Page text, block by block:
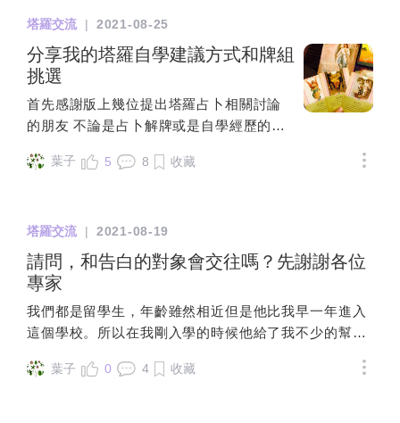
聲音是：我的生活是別人造就的，別人要
一種『孩子的月亮式』的人格思維。但如
果因『挫敗而醒悟』，萌芽出太陽獨立自
我意識，他會自然啟動自我探索、自我反
思，可能會開始人生轉換信念轉換跑道。
實地面對自我，開始認識自己，意識到自
陽意識會持續擴張，人得以走向真正的成
熟。參與占星奧秘探究的星星學子大都是
女性，你的學習實踐的第一步就是主動活
出你的太陽，去探索、去摸索。比如，若
我是太陽白羊，我需要自己去開創，我是
我自己，我有熱血，不是由別人來定義我
該扮演什麽人生角色，是由我來發現到底
合適與否。有的人真的能主動去認識自己
劇公司受到的讚譽越多，我就越來越不重
要，我就變成了那個曾經的女演員’。我變
得越來越渺小，我從來沒有為自己活，我
只是讓他變得越來越有活力。但我是“誰”
呢？“妮可沒有立刻說查理出軌的女同事，
數落他的百般不是，卻飽含眼淚說出了現
代女性的真實的心聲：婚姻，讓我們遺忘
自己。婚姻，其實是“個體”被“夫妻共同體”
能讓你失去自己。整部電影自始至終，“查
理出軌女同事”只是一個導火索，完全沒有
情節表現，就連這方面的台詞都少得可
憐，但電影自始自終都在展現：無論是妮
可，還是查理，都在不斷自問或被問：“我
“忘了我是誰”！出軌者不是別人，而是自
嬌，舉凡會累，走完很熱，腳會痛都有。
步。現在困擾我的是，我們都會計畫每個
月的出遊，現在女友會想要舒舒服服的到
民宿後，就不要再移動了；或是坐車子到
定點之後，就不要再移動，直接在原地放
對於我來說，What！?，都已經出門遠離都
化的景點，就像散步一樣，慢慢走，累了
休息，一定可以走完。我把上面的想法跟
我女友說，她的想法是出去玩就應該放
空，步道的斜坡跟階梯很累，不要再做很
耗能的活動。民宿的床很軟，睡起來很舒
服，想要睡更久一點。在咖啡廳點個飲料
看書非常愜意，很有渡假的Fu我們很喜歡
彼此，如果我堅持到戶外，她也會跟著我
擇。敏感的蟹蟹總在為難著自己。別等不
該等的人，別傷不該傷的心。 有些人，注
定是生命中的匆匆過客； 有些事，常常讓
我們很無奈。與其傷心流淚，不如從容面
對。孤獨，不一定不快樂； 得到，不一定
能長久；失去不一定不再擁有。 愛的時
候，讓他自由；不愛的時候，讓愛自由。
看的淡一點，傷就會少一點。巨蟹座喜歡
喜歡說太多。小老實，小保守。 雖然嘴巴
小笨卻知道什麼話該說，什麼話不該說。
不過在人多的場合也不會扭扭捏捏小家子
氣，說話會大大方方。 這也是蟹蟹氣質出
眾人緣好的一個原因。巨蟹座的孩子，有
條。 對朋友很珍惜，真心對待。面對愛
塔羅交流 | 2021-08-25
分享我的塔羅自學建議方式和牌組
挑選
首先感謝版上幾位提出塔羅占卜相關討論
的朋友 不論是占卜解牌或是自學經歷的分
與牌組的當下 心裡有什麼被震動了 且產生
擇🐟 👉目前自學較為適合、學習資源較多
的牌，我傾向選擇偉特牌。 👉除了喜愛的
畫風，建議選擇圖案具體的小牌(這邊對於
小牌的定義我不是很理解 還請大家幫忙講
解🙈 👉台灣常見購買通路：誠品、露天
👉其他牌組配件：桌布、布套(請問還有什
麼嗎🙈守護天使塔羅牌自學書籍選擇：(請
大家推薦有沒有其他覺得適合新手的謝謝
葉子 5 8 收藏
塔羅交流 | 2021-08-19
請問，和告白的對象會交往嗎？先謝謝各位
專家
我們都是留學生，年齡雖然相近但是他比我早一年進入
這個學校。所以在我剛入學的時候他給了我不少的幫
家表白嚇壞人家所以一直以來都是處在偶而見面打打招
葉子 0 4 收藏